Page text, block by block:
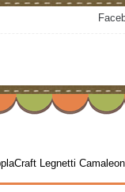
Legnetti